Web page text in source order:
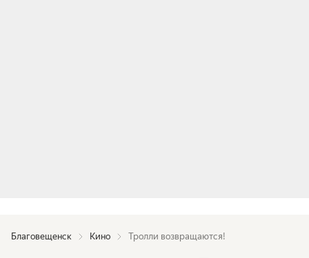
Благовещенск Кино Тролли возвращаются!